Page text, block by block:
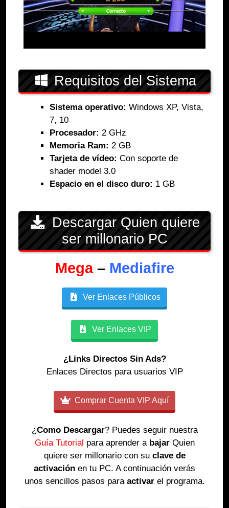
Requisitos del Sistema
Sistema operativo: Windows XP, Vista,
7, 10
Procesador: 2 GHz
Memoria Ram: 2 GB
Tarjeta de vídeo: Con soporte de
shader model 3.0
Espacio en el disco duro: 1 GB
Descargar Quien quiere
ser millonario PC
Mega– Mediafire
Ver Enlaces Públicos
Ver Enlaces VIP
¿Links Directos Sin Ads?
Enlaces Directos para usuarios VIP
Comprar Cuenta VIP Aquí
¿Como Descargar? Puedes seguir nuestra
Guía Tutorial para aprender a bajarQuien
quiere ser millonario con su clave de
activación en tu PC. A continuación verás
unos sencillos pasos para activarel programa.